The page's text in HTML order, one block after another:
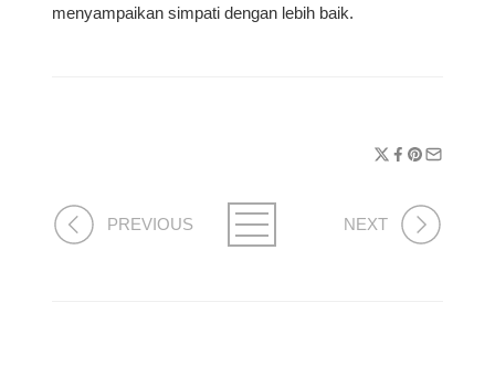
menyampaikan simpati dengan lebih baik.
PREVIOUS NEXT